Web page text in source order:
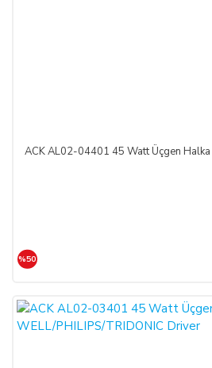
ACK AL02-04401 45 Watt Üçgen Halka
%50